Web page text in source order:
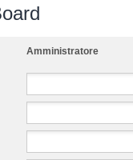
Amministratore